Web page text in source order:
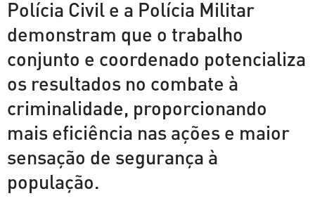
Polícia Civil e a Polícia Militar
demonstram que o trabalho
conjunto e coordenado potencializa
os resultados no combate à
criminalidade, proporcionando
mais eficiência nas ações e maior
sensação de segurança à
população.